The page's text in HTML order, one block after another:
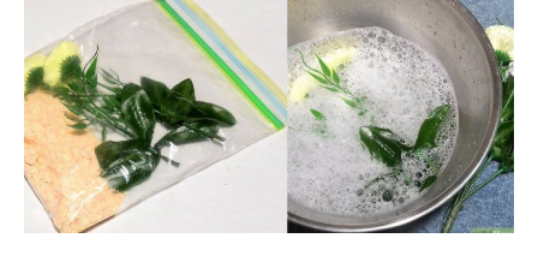
Landskap
DIY
Bilik Air
Bilik Tidur
Dapur
Ruang Makan
Make Over